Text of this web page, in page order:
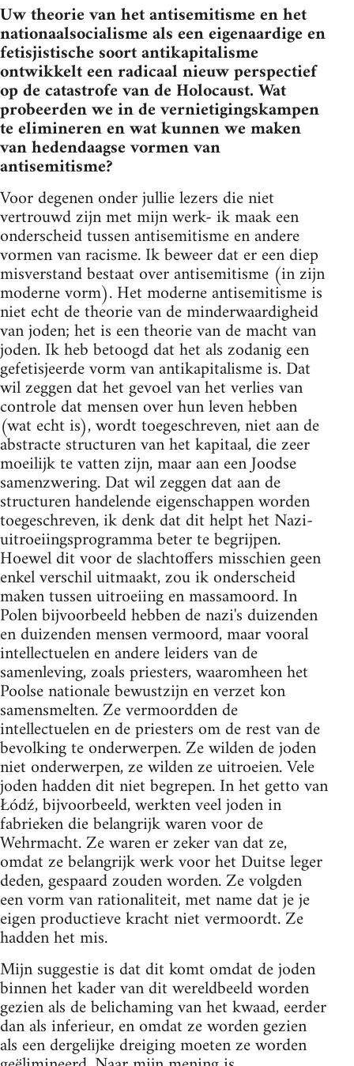
Uw theorie van het antisemitisme en het
nationaalsocialisme als een eigenaardige en
fetisjistische soort antikapitalisme
ontwikkelt een radicaal nieuw perspectief
op de catastrofe van de Holocaust. Wat
probeerden we in de vernietigingskampen
te elimineren en wat kunnen we maken
van hedendaagse vormen van
antisemitisme?
Voor degenen onder jullie lezers die niet
vertrouwd zijn met mijn werk- ik maak een
onderscheid tussen antisemitisme en andere
vormen van racisme. Ik beweer dat er een diep
misverstand bestaat over antisemitisme (in zijn
moderne vorm). Het moderne antisemitisme is
niet echt de theorie van de minderwaardigheid
van joden; het is een theorie van de macht van
joden. Ik heb betoogd dat het als zodanig een
gefetisjeerde vorm van antikapitalisme is. Dat
wil zeggen dat het gevoel van het verlies van
controle dat mensen over hun leven hebben
(wat echt is), wordt toegeschreven, niet aan de
abstracte structuren van het kapitaal, die zeer
moeilijk te vatten zijn, maar aan een Joodse
samenzwering. Dat wil zeggen dat aan de
structuren handelende eigenschappen worden
toegeschreven, ik denk dat dit helpt het Nazi-
uitroeiingsprogramma beter te begrijpen.
Hoewel dit voor de slachtoffers misschien geen
enkel verschil uitmaakt, zou ik onderscheid
maken tussen uitroeiing en massamoord. In
Polen bijvoorbeeld hebben de nazi's duizenden
en duizenden mensen vermoord, maar vooral
intellectuelen en andere leiders van de
samenleving, zoals priesters, waaromheen het
Poolse nationale bewustzijn en verzet kon
samensmelten. Ze vermoordden de
intellectuelen en de priesters om de rest van de
bevolking te onderwerpen. Ze wilden de joden
niet onderwerpen, ze wilden ze uitroeien. Vele
joden hadden dit niet begrepen. In het getto van
Łódź, bijvoorbeeld, werkten veel joden in
fabrieken die belangrijk waren voor de
Wehrmacht. Ze waren er zeker van dat ze,
omdat ze belangrijk werk voor het Duitse leger
deden, gespaard zouden worden. Ze volgden
een vorm van rationaliteit, met name dat je je
eigen productieve kracht niet vermoordt. Ze
hadden het mis.
Mijn suggestie is dat dit komt omdat de joden
binnen het kader van dit wereldbeeld worden
gezien als de belichaming van het kwaad, eerder
dan als inferieur, en omdat ze worden gezien
als een dergelijke dreiging moeten ze worden